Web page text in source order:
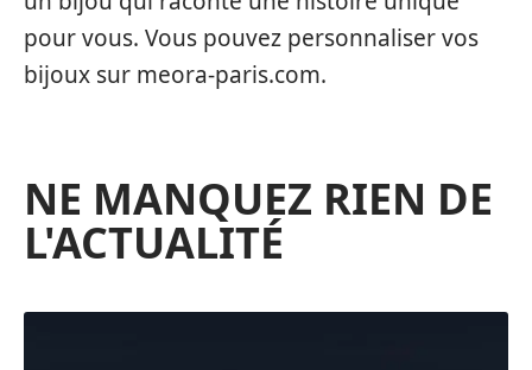
pour vous. Vous pouvez personnaliser vos
bijoux sur meora-paris.com.
NE MANQUEZ RIEN DE
L'ACTUALITÉ